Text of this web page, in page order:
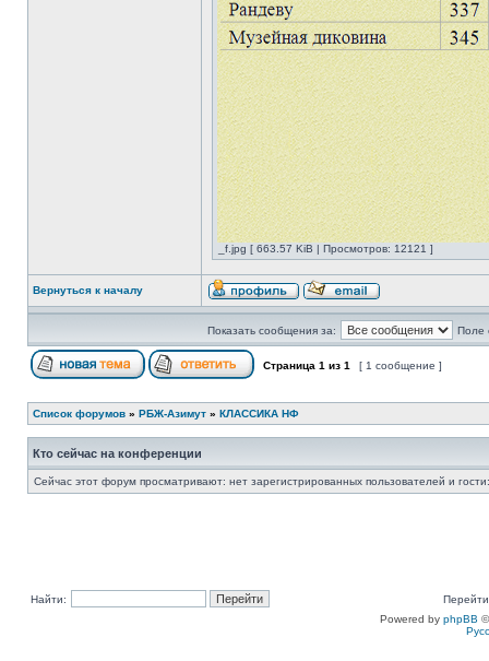
_f.jpg [ 663.57 KiB | Просмотров: 12121 ]
Вернуться к началу
Показать сообщения за: Поле
Страница 1 из 1 [ 1 сообщение ]
Список форумов » РБЖ-Азимут » КЛАССИКА НФ
Кто сейчас на конференции
Сейчас этот форум просматривают: нет зарегистрированных пользователей и
Найти:
Powered by phpBB